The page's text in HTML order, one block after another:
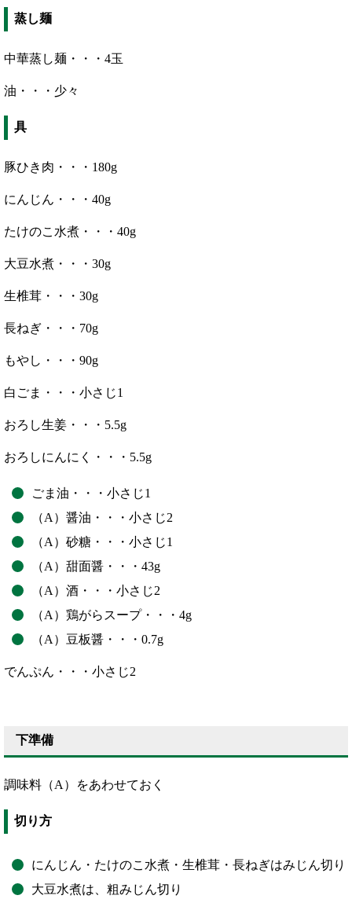
蒸し麺
中華蒸し麺・・・4玉
油・・・少々
具
豚ひき肉・・・180g
にんじん・・・40g
たけのこ水煮・・・40g
大豆水煮・・・30g
生椎茸・・・30g
長ねぎ・・・70g
もやし・・・90g
白ごま・・・小さじ1
おろし生姜・・・5.5g
おろしにんにく・・・5.5g
ごま油・・・小さじ1
（A）醤油・・・小さじ2
（A）砂糖・・・小さじ1
（A）甜面醤・・・43g
（A）酒・・・小さじ2
（A）鶏がらスープ・・・4g
（A）豆板醤・・・0.7g
でんぷん・・・小さじ2
下準備
調味料（A）をあわせておく
切り方
にんじん・たけのこ水煮・生椎茸・長ねぎはみじん切り
大豆水煮は、粗みじん切り